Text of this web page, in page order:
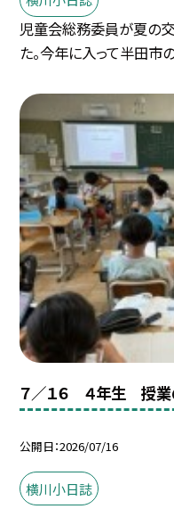
児童会総務委員が夏の
た。今年に入って半田市
７／１６ ４年生 授
公開日 2026/07/16
横川小日誌